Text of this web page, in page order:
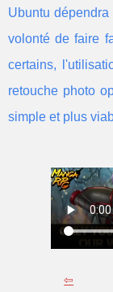
Ubuntu
volonté de faire
certains,
retouche photo
simple et plus